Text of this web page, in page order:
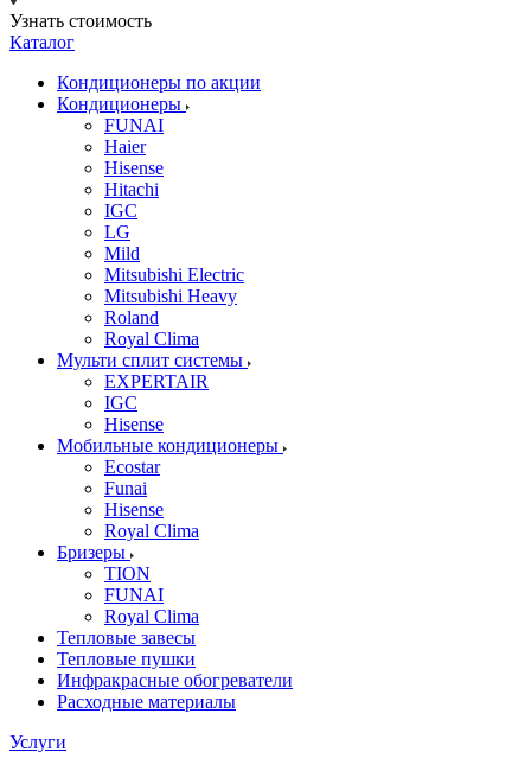
Узнать стоимость
Каталог
Кондиционеры по акции
Кондиционеры
FUNAI
Haier
Hisense
Hitachi
IGC
LG
Mild
Mitsubishi Electric
Mitsubishi Heavy
Roland
Royal Clima
Мульти сплит системы
EXPERTAIR
IGC
Hisense
Мобильные кондиционеры
Ecostar
Funai
Hisense
Royal Clima
Бризеры
TION
FUNAI
Royal Clima
Тепловые завесы
Тепловые пушки
Инфракрасные обогреватели
Расходные материалы
Услуги